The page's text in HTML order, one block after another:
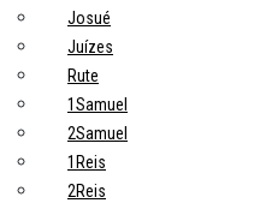
Josué
Juízes
Rute
1Samuel
2Samuel
1Reis
2Reis